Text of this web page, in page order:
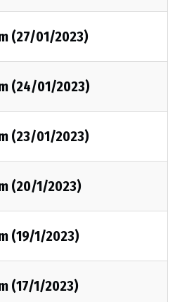
(27/01/2023)
(24/01/2023)
(23/01/2023)
(20/1/2023)
(19/1/2023)
(17/1/2023)